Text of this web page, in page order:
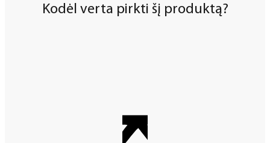
Kodėl verta pirkti šį produktą?